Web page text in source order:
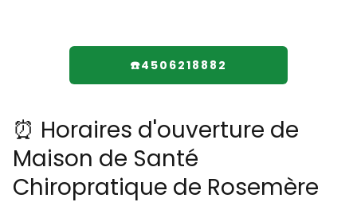
☎️4506218882
⏰ Horaires d'ouverture de
Maison de Santé
Chiropratique de Rosemère